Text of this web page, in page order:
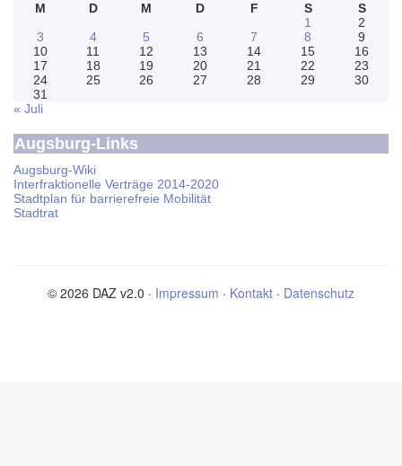
M
D M D F S
S
1
2
3
4 5 6 7 8
9
10
11 12 13 14 15
16
17
18 19 20 21 22
23
24
25 26 27 28 29
30
31
« Juli
Augsburg-Links
Augsburg-Wiki
Interfraktionelle Verträge 2014-2020
Stadtplan für barrierefreie Mobilität
Stadtrat
© 2026 DAZ v2.0 · Impressum · Kontakt · Datenschutz